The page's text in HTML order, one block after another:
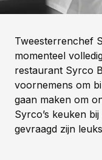
Tweesterrenchef
momenteel
restaurant Syrco
voornemens om
gaan maken om
Syrco’s keuken
gevraagd zijn